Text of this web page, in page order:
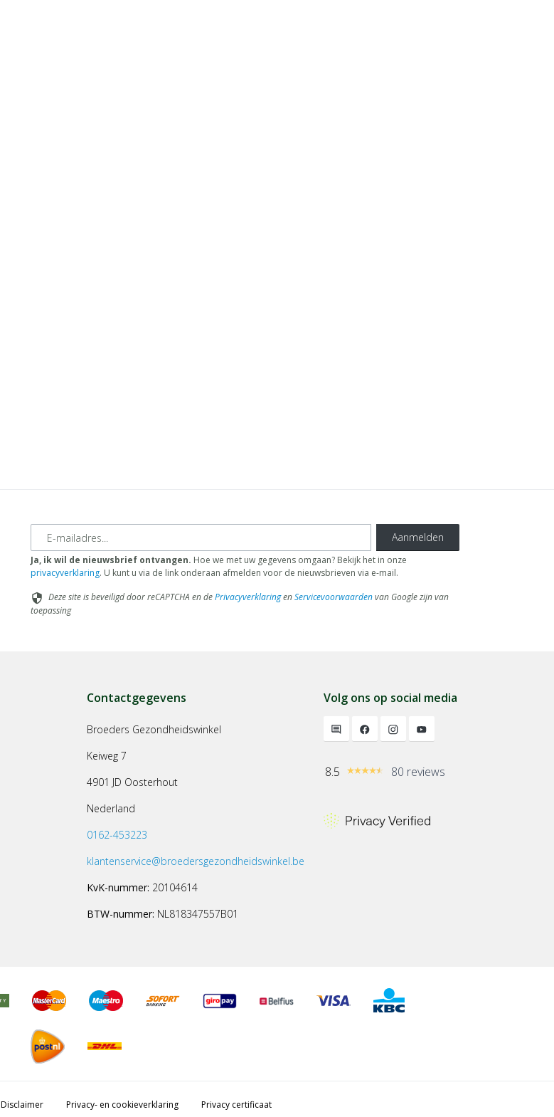
E-mailadres Aanmelden
Ja, ik wil de nieuwsbrief ontvangen. Hoe we met uw gegevens omgaan? Bekijk het in onze
privacyverklaring. U kunt u via de link onderaan afmelden voor de nieuwsbrieven via e-mail.
security Deze site is beveiligd door reCAPTCHA en dePrivacyverklaringenServicevoorwaardenvan Google zijn van
toepassing
Contactgegevens
Broeders Gezondheidswinkel
Keiweg 7
4901 JD Oosterhout
Nederland
0162-453223
klantenservice@broedersgezondheidswinkel.be
KvK-nummer: 20104614
BTW-nummer: NL818347557B01
Volg ons op social media
8.5 80 reviews
Disclaimer Privacy- en cookieverklaring Privacy certificaat